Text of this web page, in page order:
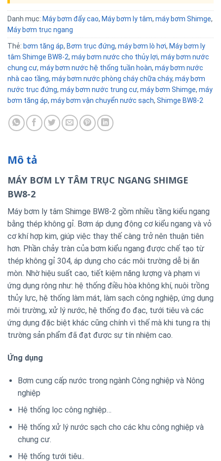
Danh mục: Máy bơm đẩy cao, Máy bơm ly tâm, máy bơm Shimge,
Máy bơm trục ngang
Thẻ: bơm tăng áp, Bơm trục đứng, máy bơm lò hơi, Máy bơm ly
tâm Shimge BW8-2, máy bơm nước cho thủy lợi, máy bơm nước
chung cư, máy bơm nước hệ thống tuần hoàn, máy bơm nước
nhà cao tầng, máy bơm nước phòng cháy chữa cháy, máy bơm
nước trục đứng, máy bơm nước trung cư, máy bơm Shimge, máy
bơm tăng áp, máy bơm vận chuyển nước sạch, Shimge BW8-2
Mô tả
MÁY BƠM LY TÂM TRỤC NGANG SHIMGE
BW8-2
Máy bơm ly tâm Shimge BW8-2 gồm nhiều tầng kiểu ngang
bằng thép không gỉ. Bơm áp dụng động cơ kiểu ngang và vỏ
cơ khí hợp kim, giúp việc thay thế càng trở nên thuận tiên
hơn. Phần chảy tràn của bơm kiểu ngang được chế tạo từ
thép không gỉ 304, áp dụng cho các môi trường dễ bị ăn
mòn. Nhờ hiệu suất cao, tiết kiệm năng lượng và phạm vi
ứng dụng rộng như: hệ thống điều hòa không khí, nuôi trồng
thủy lực, hệ thống làm mát, làm sạch công nghiệp, ứng dụng
môi trường, xử lý nước, hệ thống đo đạc, tưới tiêu và các
ứng dụng đặc biệt khác cũng chính vì thế mà khi tung ra thị
trường sản phẩm đã đạt được sự tín nhiệm cao.
Ứng dụng
Bơm cung cấp nước trong ngành Công nghiệp và Nông
nghiệp
Hệ thống lọc công nghiệp…
Hệ thống xử lý nước sạch cho các khu công nghiệp và
chung cư.
Hệ thống tưới tiêu..